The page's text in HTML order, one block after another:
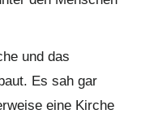
und das
Es sah gar
eine Kirche